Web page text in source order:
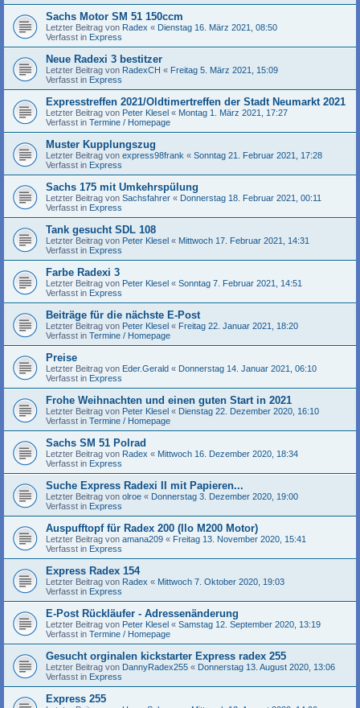
Sachs Motor SM 51 150ccm
Letzter Beitrag von Radex « Dienstag 16. März 2021, 08:50
Verfasst in Express
Neue Radexi 3 bestitzer
Letzter Beitrag von RadexCH « Freitag 5. März 2021, 15:09
Verfasst in Express
Expresstreffen 2021/Oldtimertreffen der Stadt Neumarkt 2021
Letzter Beitrag von Peter Klesel « Montag 1. März 2021, 17:27
Verfasst in Termine / Homepage
Muster Kupplungszug
Letzter Beitrag von express98frank « Sonntag 21. Februar 2021, 17:28
Verfasst in Express
Sachs 175 mit Umkehrspülung
Letzter Beitrag von Sachsfahrer « Donnerstag 18. Februar 2021, 00:11
Verfasst in Express
Tank gesucht SDL 108
Letzter Beitrag von Peter Klesel « Mittwoch 17. Februar 2021, 14:31
Verfasst in Express
Farbe Radexi 3
Letzter Beitrag von Peter Klesel « Sonntag 7. Februar 2021, 14:51
Verfasst in Express
Beiträge für die nächste E-Post
Letzter Beitrag von Peter Klesel « Freitag 22. Januar 2021, 18:20
Verfasst in Termine / Homepage
Preise
Letzter Beitrag von Eder.Gerald « Donnerstag 14. Januar 2021, 06:10
Verfasst in Express
Frohe Weihnachten und einen guten Start in 2021
Letzter Beitrag von Peter Klesel « Dienstag 22. Dezember 2020, 16:10
Verfasst in Termine / Homepage
Sachs SM 51 Polrad
Letzter Beitrag von Radex « Mittwoch 16. Dezember 2020, 18:34
Verfasst in Express
Suche Express Radexi II mit Papieren...
Letzter Beitrag von olroe « Donnerstag 3. Dezember 2020, 19:00
Verfasst in Express
Auspufftopf für Radex 200 (Ilo M200 Motor)
Letzter Beitrag von amana209 « Freitag 13. November 2020, 15:41
Verfasst in Express
Express Radex 154
Letzter Beitrag von Radex « Mittwoch 7. Oktober 2020, 19:03
Verfasst in Express
E-Post Rückläufer - Adressenänderung
Letzter Beitrag von Peter Klesel « Samstag 12. September 2020, 13:19
Verfasst in Termine / Homepage
Gesucht orginalen kickstarter Express radex 255
Letzter Beitrag von DannyRadex255 « Donnerstag 13. August 2020, 13:06
Verfasst in Express
Express 255